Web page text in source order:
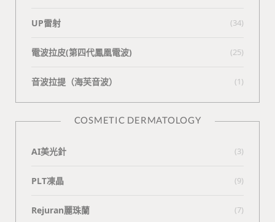
UP雷射 (34)
電波拉皮(第四代鳳凰電波) (25)
⾳波拉提（海芙⾳波） (1)
COSMETIC DERMATOLOGY
AI美光針 (3)
PLT凍晶 (9)
Rejuran麗珠蘭 (7)